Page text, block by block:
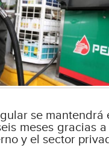
se mantendrá
meses gracias
y el sector